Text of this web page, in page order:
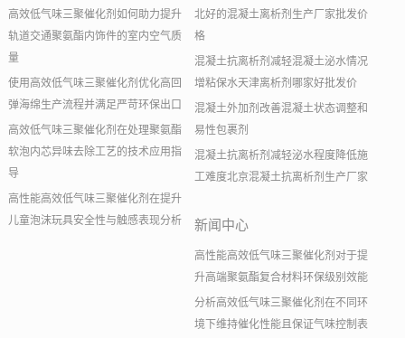
高效低气味三聚催化剂如何助力提升
轨道交通聚氨酯内饰件的室内空气质
量
使用高效低气味三聚催化剂优化高回
弹海绵生产流程并满足严苛环保出口
高效低气味三聚催化剂在处理聚氨酯
软泡内芯异味去除工艺的技术应用指
导
高性能高效低气味三聚催化剂在提升
儿童泡沫玩具安全性与触感表现分析
北好的混凝土离析剂生产厂家批发价
格
混凝土抗离析剂减轻混凝土泌水情况
增粘保水天津离析剂哪家好批发价
混凝土外加剂改善混凝土状态调整和
易性包裹剂
混凝土抗离析剂减轻泌水程度降低施
工难度北京混凝土抗离析剂生产厂家
新闻中心
高性能高效低气味三聚催化剂对于提
升高端聚氨酯复合材料环保级别效能
分析高效低气味三聚催化剂在不同环
境下维持催化性能且保证气味控制表